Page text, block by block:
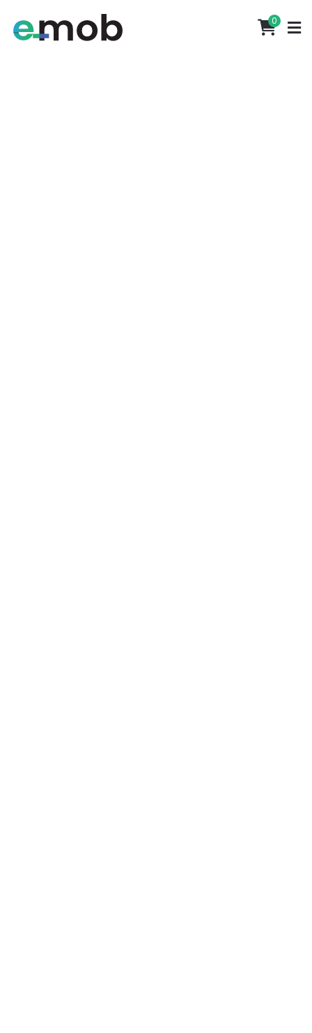
Portes grátis em encomendas superiores a 500€
0